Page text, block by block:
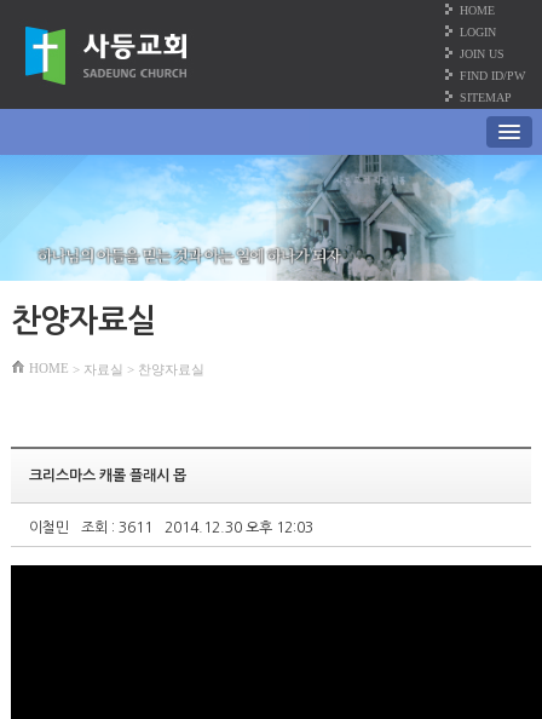
HOME
LOGIN
JOIN US
FIND ID/PW
SITEMAP
찬양자료실
HOME > 자료실 > 찬양자료실
크리스마스 캐롤 플래시 몹
이철민 조회 : 3611 2014.12.30 오후 12:03